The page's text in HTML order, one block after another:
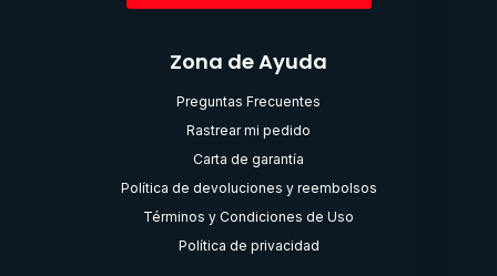
Zona de Ayuda
Preguntas Frecuentes
Rastrear mi pedido
Carta de garantía
Política de devoluciones y reembolsos
Términos y Condiciones de Uso
Política de privacidad